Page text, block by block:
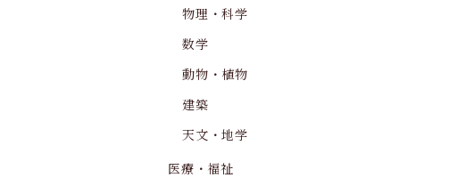
物理・科学
数学
動物・植物
建築
天文・地学
医療・福祉